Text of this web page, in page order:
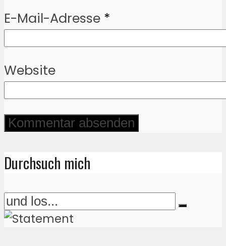
E-Mail-Adresse *
Website
Durchsuch mich